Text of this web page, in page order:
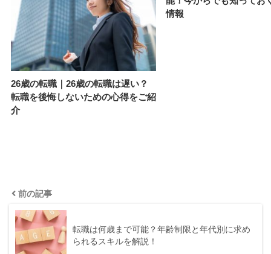
26歳の転職｜26歳の転職は遅い？
転職を後悔しないための心得をご紹
介
情報
前の記事
転職は何歳まで可能？年齢制限と年代別に求め
られるスキルを解説！